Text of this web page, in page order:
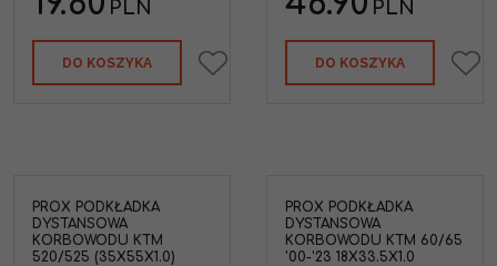
PLN
DO KOSZYKA
PLN
DO KOSZYKA
PROX PODKŁADKA
DYSTANSOWA
KORBOWODU KTM
520/525 (35X55X1.0)
PROX PODKŁADKA
DYSTANSOWA
KORBOWODU KTM 60/65
'00-'23 18X33.5X1.0